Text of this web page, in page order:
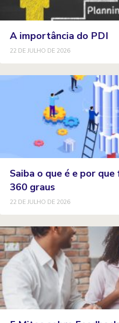
A importância do PDI
22 DE JULHO DE 2026
Saiba o que é e por
360 graus
22 DE JULHO DE 2026